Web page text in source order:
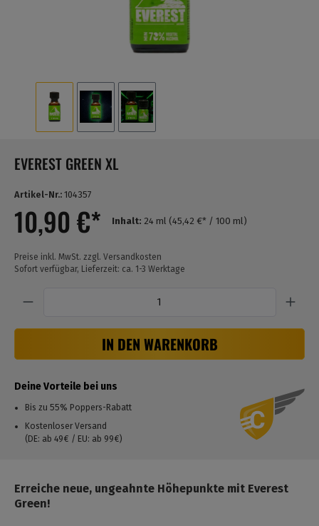
EVEREST GREEN XL
Artikel-Nr.: 104357
10,90 €* Inhalt: 24 ml (45,42 €* / 100 ml)
Preise inkl. MwSt. zzgl. Versandkosten
Sofort verfügbar, Lieferzeit: ca. 1-3 Werktage
IN DEN WARENKORB
Deine Vorteile bei uns
Bis zu 55% Poppers-Rabatt
Kostenloser Versand
(DE: ab 49€ / EU: ab 99€)
Erreiche neue, ungeahnte Höhepunkte mit Everest
Green!